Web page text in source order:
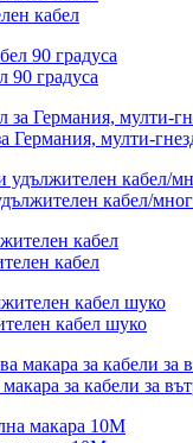
кабел
90 градуса
Германия, мулти-
кабел/
кабел
кабел шуко
за кабели за